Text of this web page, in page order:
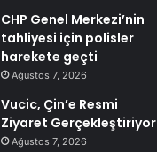
CHP Genel Merkezi’nin
tahliyesi için polisler
harekete geçti
Ağustos 7, 2026
Vucic, Çin’e Resmi
Ziyaret Gerçekleştiriyor
Ağustos 7, 2026